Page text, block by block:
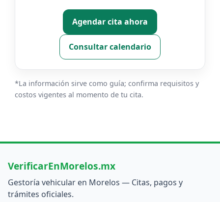
Agendar cita ahora
Consultar calendario
*La información sirve como guía; confirma requisitos y
costos vigentes al momento de tu cita.
VerificarEnMorelos.mx
Gestoría vehicular en Morelos — Citas, pagos y
trámites oficiales.